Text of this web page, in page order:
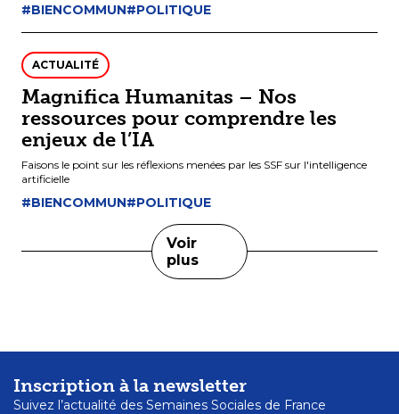
#BIENCOMMUN#POLITIQUE
ACTUALITÉ
Magnifica Humanitas – Nos
ressources pour comprendre les
enjeux de l’IA
Faisons le point sur les réflexions menées par les SSF sur l'intelligence
artificielle
#BIENCOMMUN#POLITIQUE
Voir
plus
Inscription à la newsletter
Suivez l’actualité des Semaines Sociales de France